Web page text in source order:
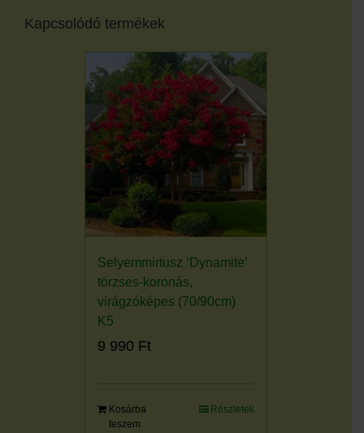
virágzóképes
130cm)
mennyiség
Kapcsolódó termékek
Selyemmirtusz ‘Dynamite’
törzses-koronás,
virágzóképes (70/90cm)
K5
9 990 Ft
Kosárba
teszem
Részletek